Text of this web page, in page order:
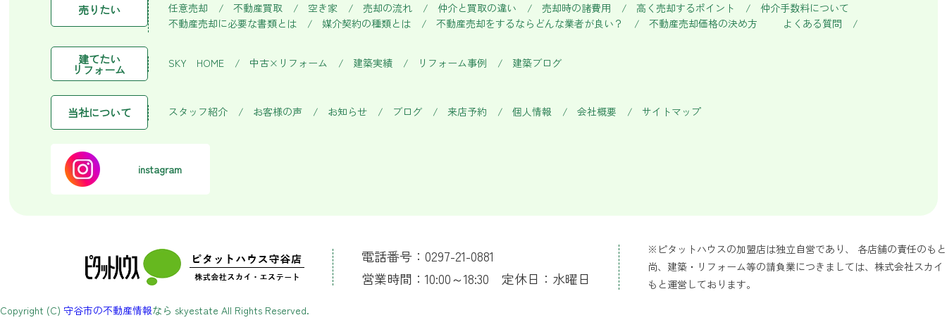
売りたい
任意売却
不動産買取 空き家 売却の流れ 仲介と買取の違い 売却時の諸費用 高く売却するポイント
仲介手数料について
不動産売却に必要な書類とは
媒介契約の種類とは 不動産売却をするならどんな業者が良い？ 不動産売却価格の決め方 よくある質問
建てたい
リフォーム SKY HOME 中古×リフォーム 建築実績 リフォーム事例 建築ブログ
当社について スタッフ紹介 お客様の声 お知らせ ブログ 来店予約 個人情報 会社概要 サイトマップ
instagram
電話番号：0297-21-0881
営業時間：10:00～18:30 定休日：水曜日
※ピタットハウスの加盟店は独立自営であり、 各店舗の責任のも
尚、建築・リフォーム等の請負業につきましては、株式会社スカ
もと運営しております。
Copyright (C) 守谷市の不動産情報なら skyestate All Rights Reserved.